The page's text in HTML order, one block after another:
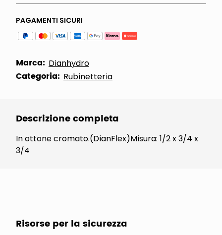
PAGAMENTI SICURI
Marca: Dianhydro
Categoria: Rubinetteria
Descrizione completa
In ottone cromato.(DianFlex)Misura: 1/2 x 3/4 x
3/4
Risorse per la sicurezza